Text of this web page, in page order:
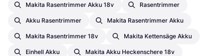
Makita Rasentrimmer Akku 18v Rasentrimmer
Akku Rasentrimmer Makita Rasentrimmer Akku
Makita Rasentrimmer 18v Makita Kettensäge Akku
Einhell Akku Makita Akku Heckenschere 18v